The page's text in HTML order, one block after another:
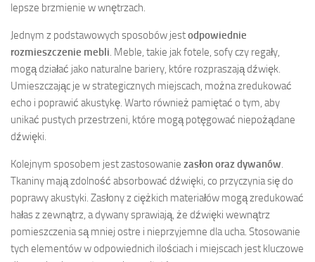
lepsze brzmienie w wnętrzach.
Jednym z podstawowych sposobów jestodpowiednie
rozmieszczenie mebli. Meble, takie jak fotele, sofy czy regały,
mogą działać jako naturalne bariery, które rozpraszają dźwięk.
Umieszczając je w strategicznych miejscach, można zredukować
echo i poprawić akustykę. Warto również pamiętać o tym, aby
unikać pustych przestrzeni, które mogą potęgować niepożądane
dźwięki.
Kolejnym sposobem jest zastosowanie zasłon oraz dywanów.
Tkaniny mają zdolność absorbować dźwięki, co przyczynia się do
poprawy akustyki. Zasłony z ciężkich materiałów mogą zredukować
hałas z zewnątrz, a dywany sprawiają, że dźwięki wewnątrz
pomieszczenia są mniej ostre i nieprzyjemne dla ucha. Stosowanie
tych elementów w odpowiednich ilościach i miejscach jest kluczowe